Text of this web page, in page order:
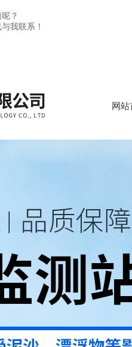
？
我联系！
网站